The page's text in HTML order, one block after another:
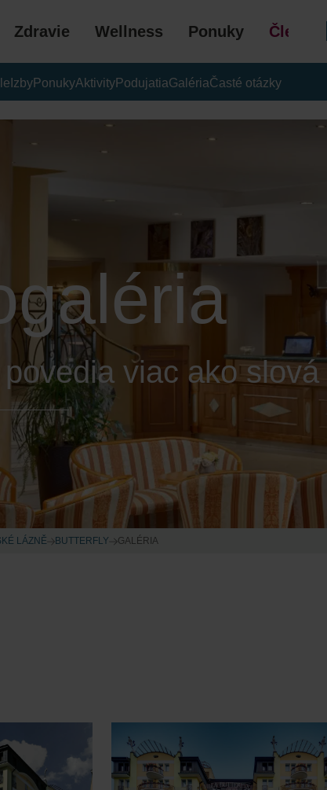
Zdravie Wellness Ponuky Členstvo
IzbyPonukyAktivityPodujatiaGalériaČasté otázky
viac ako slová
LÁZNĚ BUTTERFLY GALÉRIA